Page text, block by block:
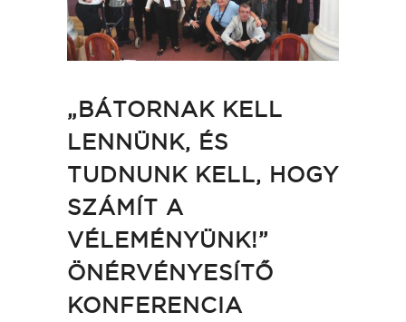
„BÁTORNAK KELL
LENNÜNK, ÉS
TUDNUNK KELL, HOGY
SZÁMÍT A
VÉLEMÉNYÜNK!”
ÖNÉRVÉNYESÍTŐ
KONFERENCIA